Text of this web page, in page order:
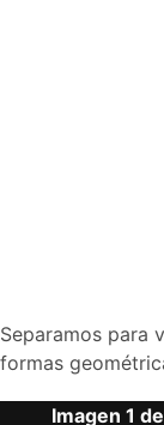
Separamos para
formas
Imagen 1